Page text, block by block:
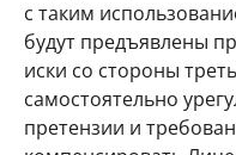
с таким
будут предъявлены
иски со стороны
самостоятельно
претензии и